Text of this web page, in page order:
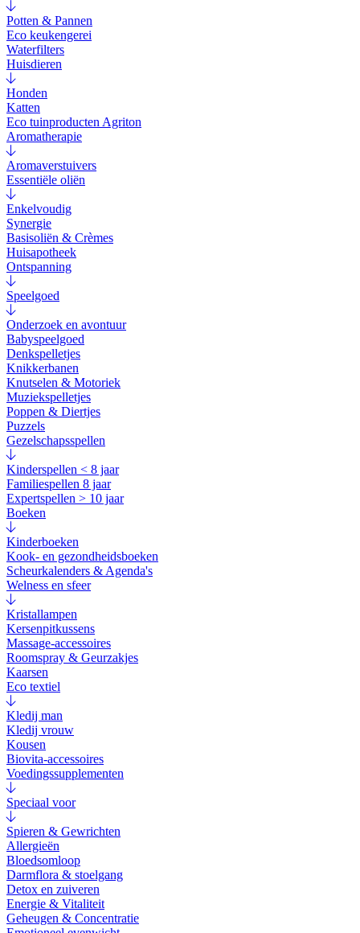
Potten & Pannen
Eco keukengerei
Waterfilters
Huisdieren
Honden
Katten
Eco tuinproducten Agriton
Aromatherapie
Aromaverstuivers
Essentiële oliën
Enkelvoudig
Synergie
Basisoliën & Crèmes
Huisapotheek
Ontspanning
Speelgoed
Onderzoek en avontuur
Babyspeelgoed
Denkspelletjes
Knikkerbanen
Knutselen & Motoriek
Muziekspelletjes
Poppen & Diertjes
Puzzels
Gezelschapsspellen
Kinderspellen < 8 jaar
Familiespellen 8 jaar
Expertspellen > 10 jaar
Boeken
Kinderboeken
Kook- en gezondheidsboeken
Scheurkalenders & Agenda's
Welness en sfeer
Kristallampen
Kersenpitkussens
Massage-accessoires
Roomspray & Geurzakjes
Kaarsen
Eco textiel
Kledij man
Kledij vrouw
Kousen
Biovita-accessoires
Voedingssupplementen
Speciaal voor
Spieren & Gewrichten
Allergieën
Bloedsomloop
Darmflora & stoelgang
Detox en zuiveren
Energie & Vitaliteit
Geheugen & Concentratie